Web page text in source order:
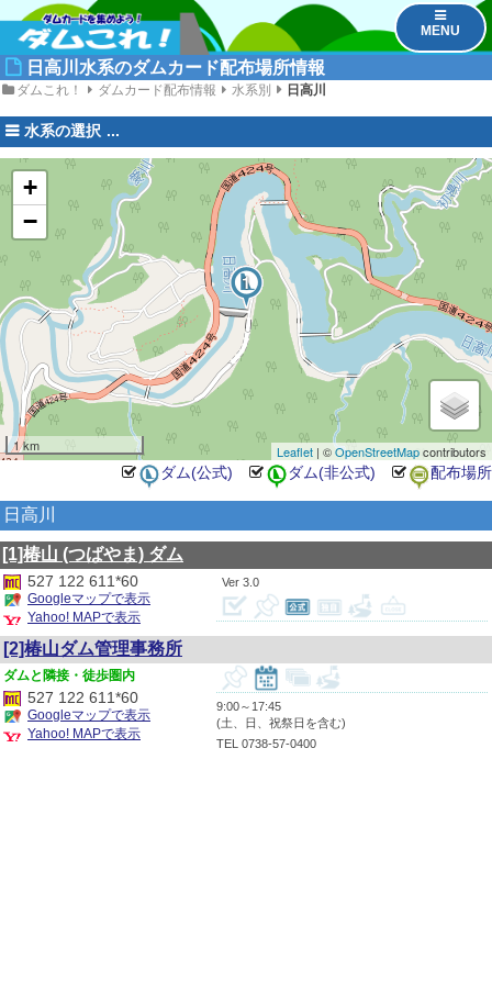
MENU
日高川水系のダムカード配布場所情報
ダムこれ！ ダムカード配布情報 水系別 日高川
水系の選択
2
1
+
−
1 km Leaflet | ©OpenStreetMapcontributors
日高川
[1]椿山 (つばやま) ダム
3.0
527 122 611*60
Googleマップで表示
Yahoo! MAPで表示
[2]椿山ダム管理事務所
9:00～17:45
(土、日、祝祭日を含む)
TEL 0738-57-0400
隣接・徒歩圏内
527 122 611*60
Googleマップで表示
Yahoo! MAPで表示